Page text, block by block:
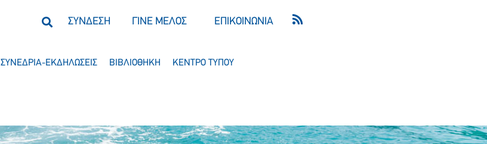
ΣΥΝΔΕΣΗ ΓΙΝΕ ΜΕΛΟΣ ΕΠΙΚΟΙΝΩΝΙΑ
ΣΥΝΕΔΡΙΑ-ΕΚΔΗΛΩΣΕΙΣ ΒΙΒΛΙΟΘΗΚΗ ΚΕΝΤΡΟ ΤΥΠΟΥ